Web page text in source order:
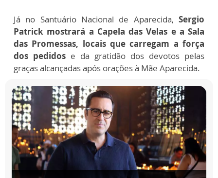
Já no Santuário Nacional de Aparecida, Sergio
Patrick mostrará a Capela das Velas e a Sala
das Promessas, locais que carregam a força
dos pedidos e da gratidão dos devotos pelas
graças alcançadas após orações à Mãe Aparecida.